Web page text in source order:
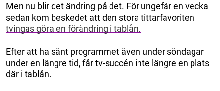
Men nu blir det ändring på det. För ungefär en vecka
sedan kom beskedet att den stora tittarfavoriten
tvingas göra en förändring i tablån.
Efter att ha sänt programmet även under söndagar
under en längre tid, får tv-succén inte längre en plats
där i tablån.